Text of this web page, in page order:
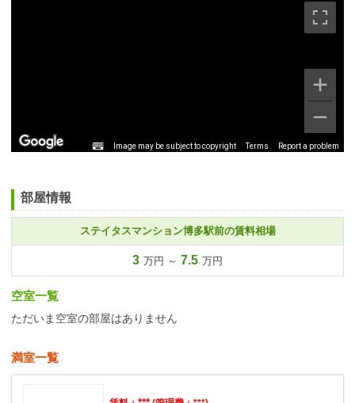
Image may be subject to copyright Terms Report a problem
部屋情報
ステイタスマンション博多駅前の賃料相場
3 万円 ～ 7.5 万円
空室一覧
ただいま空室の部屋はありません
満室一覧